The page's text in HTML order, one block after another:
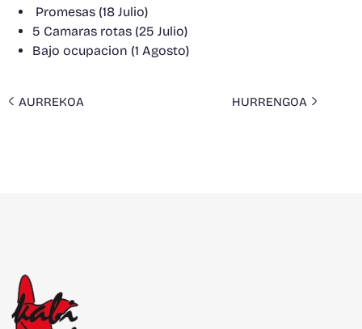
Promesas (18 Julio)
5 Camaras rotas (25 Julio)
Bajo ocupacion (1 Agosto)
AURREKOA HURRENGOA